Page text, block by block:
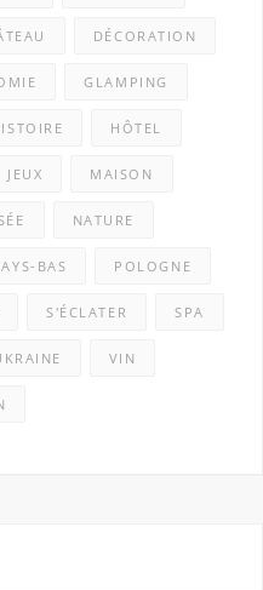
DÉCORATION
GLAMPING
HÔTEL
JEUX MAISON
NATURE
BAS POLOGNE
S'ÉCLATER SPA
VIN